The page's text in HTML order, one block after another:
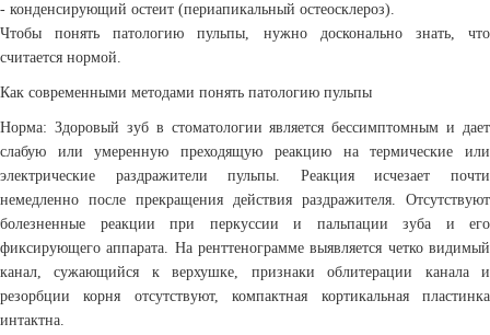
- конденсирующий остеит (периапикальный остеосклероз).
Чтобы понять патологию пульпы, нужно досконально знать, что
считается нормой.
Как современными методами понять патологию пульпы
Норма: Здоровый зуб в стоматологии является бессимптомным и дает
слабую или умеренную преходящую реакцию на термические или
электрические раздражители пульпы. Реакция исчезает почти
немедленно после прекращения действия раздражителя. Отсутствуют
болезненные реакции при перкуссии и пальпации зуба и его
фиксирующего аппарата. На ренттенограмме выявляется четко видимый
канал, сужающийся к верхушке, признаки облитерации канала и
резорбции корня отсутствуют, компактная кортикальная пластинка
интактна.